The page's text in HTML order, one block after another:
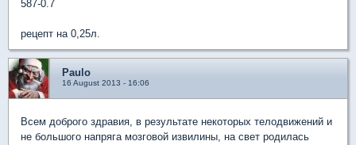
587-0.7
рецепт на 0,25л.
Paulo
16 August 2013 - 16:06
Всем доброго здравия, в результате некоторых телодвижений и
не большого напряга мозговой извилины, на свет родилась